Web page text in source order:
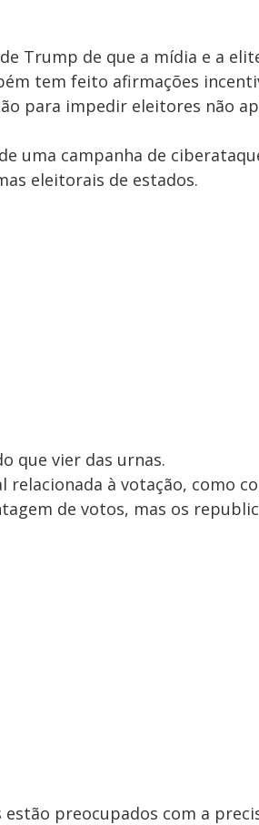
Trump de que a mídia e a
tem feito afirmações
para impedir eleitores não
uma campanha de
eleitorais de estados.
que vier das urnas.
relacionada à votação, como
de votos, mas os
preocupados com a